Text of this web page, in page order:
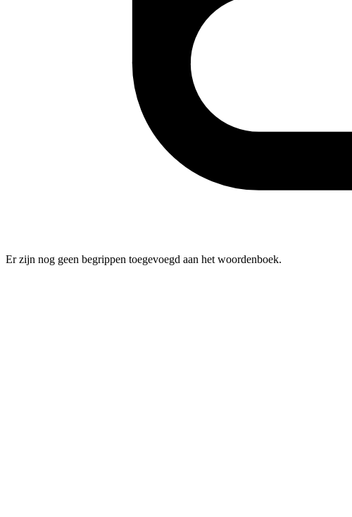
Er zijn nog geen begrippen toegevoegd aan het woordenboek.